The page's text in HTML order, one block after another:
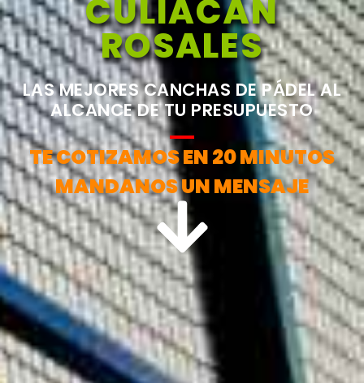
CULIACÁN
ROSALES
LAS MEJORES CANCHAS DE PÁDEL AL
ALCANCE DE TU PRESUPUESTO
TE COTIZAMOS EN 20 MINUTOS
MANDANOS UN MENSAJE